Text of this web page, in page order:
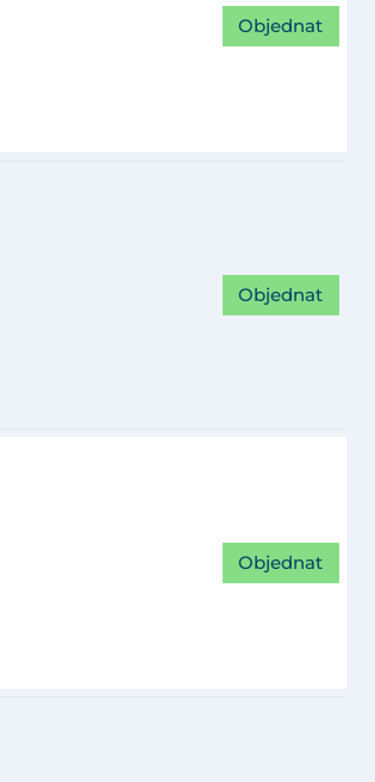
Objednat
Objednat
Objednat